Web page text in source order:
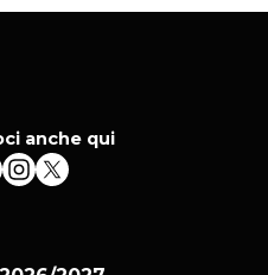
anche qui